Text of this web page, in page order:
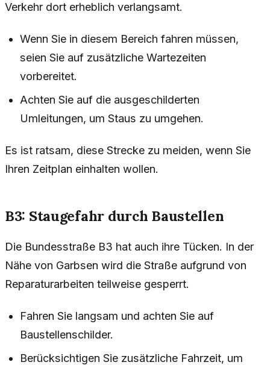
Verkehr dort erheblich verlangsamt.
Wenn Sie in diesem Bereich fahren müssen,
seien Sie auf zusätzliche Wartezeiten
vorbereitet.
Achten Sie auf die ausgeschilderten
Umleitungen, um Staus zu umgehen.
Es ist ratsam, diese Strecke zu meiden, wenn Sie
Ihren Zeitplan einhalten wollen.
B3: Staugefahr durch Baustellen
Die Bundesstraße B3 hat auch ihre Tücken. In der
Nähe von Garbsen wird die Straße aufgrund von
Reparaturarbeiten teilweise gesperrt.
Fahren Sie langsam und achten Sie auf
Baustellenschilder.
Berücksichtigen Sie zusätzliche Fahrzeit, um